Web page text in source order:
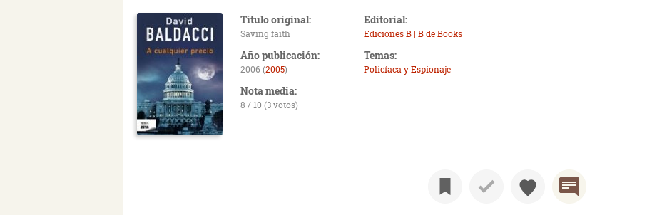
Título original:
Saving faith
Editorial:
Ediciones B | B de Books
Año publicación:
2006 (2005)
Temas:
Policíaca y Espionaje
Nota media:
8 / 10 (3 votos)